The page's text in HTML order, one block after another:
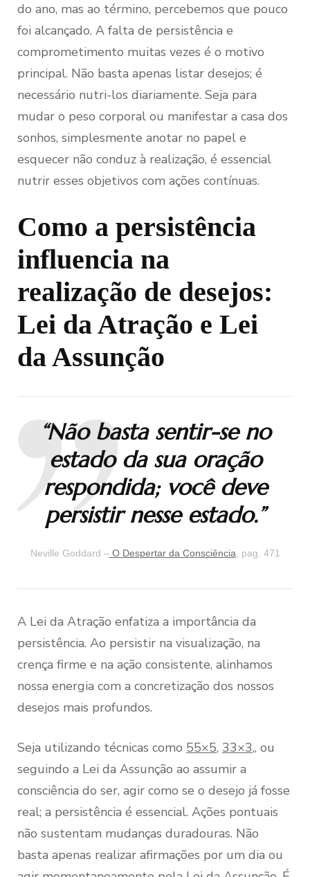
do ano, mas ao término, percebemos que pouco
foi alcançado. A falta de persistência e
comprometimento muitas vezes é o motivo
principal. Não basta apenas listar desejos; é
necessário nutri-los diariamente. Seja para
mudar o peso corporal ou manifestar a casa dos
sonhos, simplesmente anotar no papel e
esquecer não conduz à realização, é essencial
nutrir esses objetivos com ações contínuas.
Como a persistência
influencia na
realização de desejos:
Lei da Atração e Lei
da Assunção
“Não basta sentir-se no
estado da sua oração
respondida; você deve
persistir nesse estado.”
Neville Goddard –O Despertar da Consciência , pag. 471
A Lei da Atração enfatiza a importância da
persistência. Ao persistir na visualização, na
crença firme e na ação consistente, alinhamos
nossa energia com a concretização dos nossos
desejos mais profundos.
Seja utilizando técnicas como 55×5, 33×3,, ou
seguindo a Lei da Assunção ao assumir a
consciência do ser, agir como se o desejo já fosse
real; a persistência é essencial. Ações pontuais
não sustentam mudanças duradouras. Não
basta apenas realizar afirmações por um dia ou